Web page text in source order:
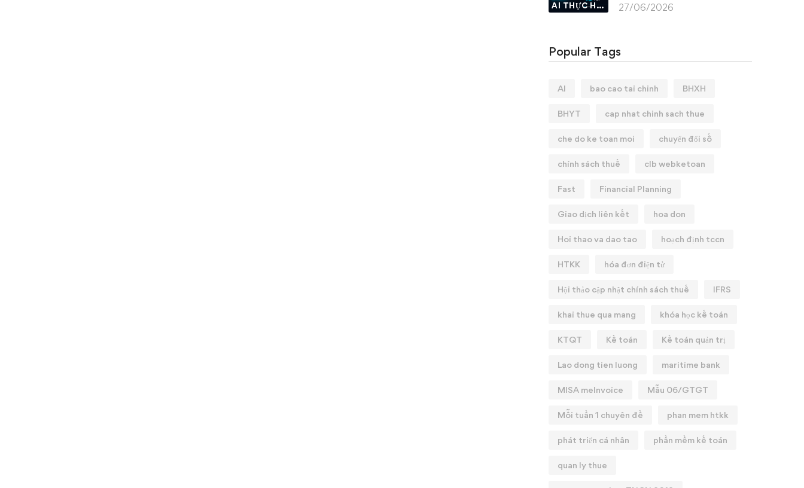
AI THỰC HÀNH 27/06/2026
Popular Tags
AI bao cao tai chinh BHXH
BHYT cap nhat chinh sach thue
che do ke toan moi chuyển đổi số
chính sách thuế clb webketoan
Fast Financial Planning
Giao dịch liên kết hoa don
Hoi thao va dao tao hoạch định tccn
HTKK hóa đơn điện tử
Hội thảo cập nhật chính sách thuế IFRS
khai thue qua mang khóa học kế toán
KTQT Kế toán Kế toán quản trị
Lao dong tien luong maritime bank
MISA meInvoice Mẫu 06/GTGT
Mỗi tuần 1 chuyên đề phan mem htkk
phát triển cá nhân phần mềm kế toán
quan ly thue